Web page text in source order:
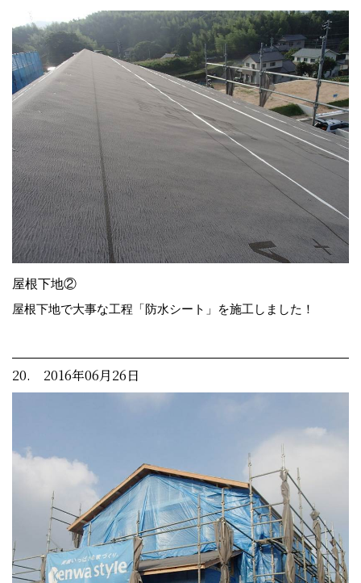
屋根下地②
屋根下地で大事な工程「防水シート」を施工しました！
20. 2016年06月26日